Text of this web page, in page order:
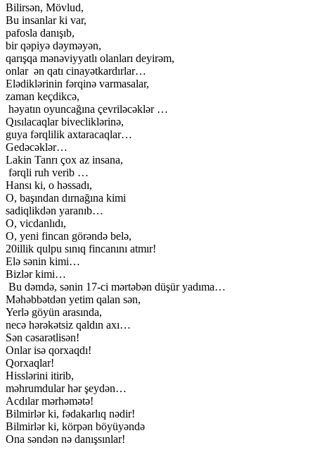
Bilirsən, Mövlud,
Bu insanlar ki var,
pafosla danışıb,
bir qəpiyə dəyməyən,
qarışqa mənəviyyatlı olanları deyirəm,
onlar ən qatı cinayətkardırlar…
Elədiklərinin fərqinə varmasalar,
zaman keçdikcə,
həyatın oyuncağına çevriləcəklər …
Qısılacaqlar bivecliklərinə,
guya fərqlilik axtaracaqlar…
Gedəcəklər…
Lakin Tanrı çox az insana,
fərqli ruh verib …
Hansı ki, o həssadı,
O, başından dırnağına kimi
sadiqlikdən yaranıb…
O, vicdanlıdı,
O, yeni fincan görəndə belə,
20illik qulpu sınıq fincanını atmır!
Elə sənin kimi…
Bizlər kimi…
Bu dəmdə, sənin 17-ci mərtəbən düşür yadıma…
Məhəbbətdən yetim qalan sən,
Yerlə göyün arasında,
necə hərəkətsiz qaldın axı…
Sən cəsarətlisən!
Onlar isə qorxaqdı!
Qorxaqlar!
Hisslərini itirib,
məhrumdular hər şeydən…
Acdılar mərhəmətə!
Bilmirlər ki, fədakarlıq nədir!
Bilmirlər ki, körpən böyüyəndə
Ona səndən nə danışsınlar!